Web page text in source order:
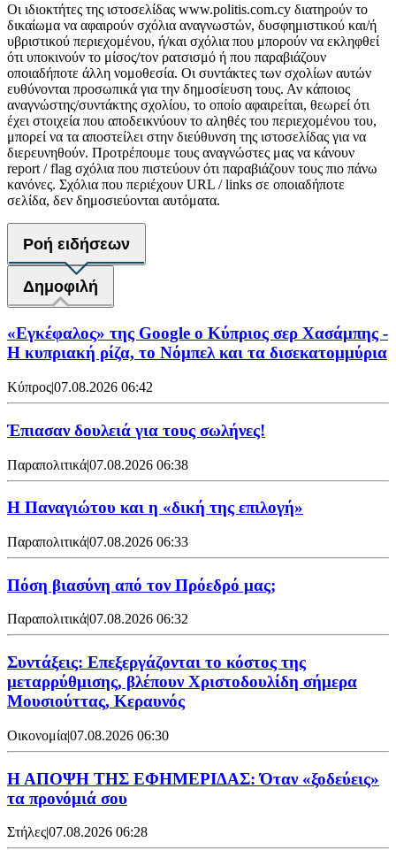
Οι ιδιοκτήτες της ιστοσελίδας www.politis.com.cy διατηρούν το
δικαίωμα να αφαιρούν σχόλια αναγνωστών, δυσφημιστικού και/ή
υβριστικού περιεχομένου, ή/και σχόλια που μπορούν να εκληφθεί
ότι υποκινούν το μίσος/τον ρατσισμό ή που παραβιάζουν
οποιαδήποτε άλλη νομοθεσία. Οι συντάκτες των σχολίων αυτών
ευθύνονται προσωπικά για την δημοσίευση τους. Αν κάποιος
αναγνώστης/συντάκτης σχολίου, το οποίο αφαιρείται, θεωρεί ότι
έχει στοιχεία που αποδεικνύουν το αληθές του περιεχομένου του,
μπορεί να τα αποστείλει στην διεύθυνση της ιστοσελίδας για να
διερευνηθούν. Προτρέπουμε τους αναγνώστες μας να κάνουν
report / flag σχόλια που πιστεύουν ότι παραβιάζουν τους πιο πάνω
κανόνες. Σχόλια που περιέχουν URL / links σε οποιαδήποτε
σελίδα, δεν δημοσιεύονται αυτόματα.
Ροή ειδήσεων
Δημοφιλή
«Εγκέφαλος» της Google ο Κύπριος σερ Χασάμπης -
Η κυπριακή ρίζα, το Νόμπελ και τα δισεκατομμύρια
Κύπρος|07.08.2026 06:42
Έπιασαν δουλειά για τους σωλήνες!
Παραπολιτικά|07.08.2026 06:38
Η Παναγιώτου και η «δική της επιλογή»
Παραπολιτικά|07.08.2026 06:33
Πόση βιασύνη από τον Πρόεδρό μας;
Παραπολιτικά07.08.2026 06:32
Συντάξεις: Επεξεργάζονται το κόστος της
μεταρρύθμισης, βλέπουν Χριστοδουλίδη σήμερα
Μουσιούττας, Κεραυνός
Οικονομία|07.08.2026 06:30
Η ΑΠΟΨΗ ΤΗΣ ΕΦΗΜΕΡΙΔΑΣ: Όταν «ξοδεύεις»
τα προνόμιά σου
Στήλες|07.08.2026 06:28